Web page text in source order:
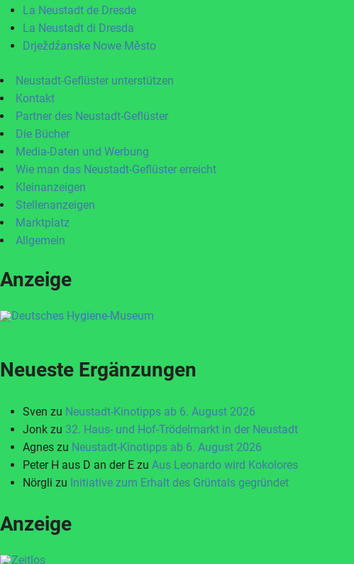
La Neustadt de Dresde
La Neustadt di Dresda
Drježdźanske Nowe Město
Neustadt-Geflüster unterstützen
Kontakt
Partner des Neustadt-Geflüster
Die Bücher
Media-Daten und Werbung
Wie man das Neustadt-Geflüster erreicht
Kleinanzeigen
Stellenanzeigen
Marktplatz
Allgemein
Anzeige
Neueste Ergänzungen
Sven zu Neustadt-Kinotipps ab 6. August 2026
Jonk zu 32. Haus- und Hof-Trödelmarkt in der Neustadt
Agnes zu Neustadt-Kinotipps ab 6. August 2026
Peter H aus D an der E zu Aus Leonardo wird Kokolores
Nörgli zu Initiative zum Erhalt des Grüntals gegründet
Anzeige